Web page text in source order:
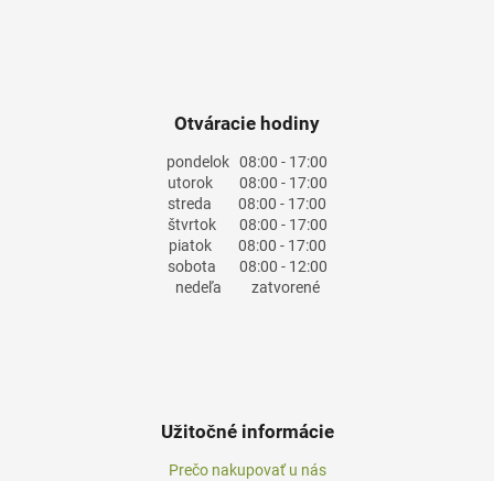
Otváracie hodiny
pondelok 08:00 - 17:00
utorok08:00 - 17:00
streda 08:00 - 17:00
štvrtok08:00 - 17:00
piatok08:00 - 17:00
sobota 08:00 - 12:00
nedeľa zatvorené
Užitočné informácie
Prečo nakupovať u nás